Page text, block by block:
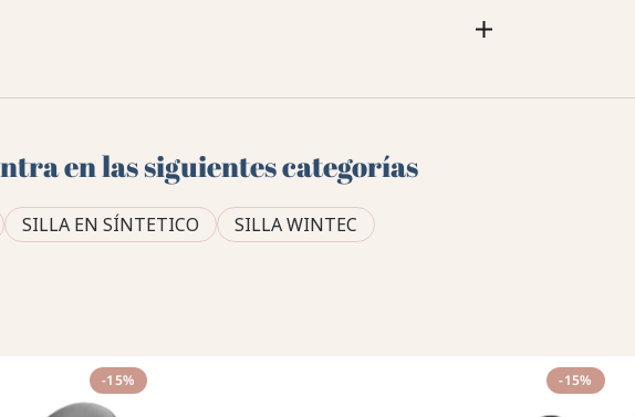
en las siguientes categorías
SILLA EN SÍNTETICO SILLA WINTEC
-15% -15%